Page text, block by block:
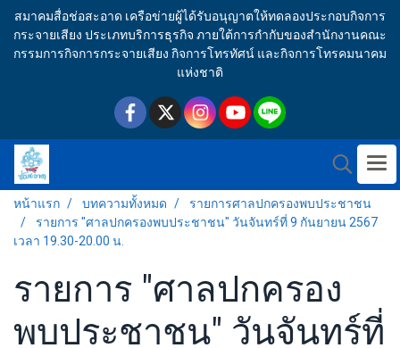
สมาคมสื่อช่อสะอาด เครือข่ายผู้ได้รับอนุญาตให้ทดลองประกอบกิจการ
กระจายเสียง ประเภทบริการธุรกิจ ภายใต้การกำกับของสำนักงานคณะ
กรรมการกิจการกระจายเสียง กิจการโทรทัศน์ และกิจการโทรคมนาคม
แห่งชาติ
หน้าแรก บทความทั้งหมด
รายการศาลปกครองพบประชาชน
รายการ "ศาลปกครองพบประชาชน" วันจันทร์ที่ 9 กันยายน 2567
เวลา 19.30-20.00 น.
รายการ "ศาลปกครอง
พบประชาชน" วันจันทร์ที่